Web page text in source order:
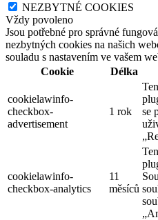
NEZBYTNÉ COOKIES
Vždy povoleno
Jsou potřebné pro správné
nezbytných cookies na našich
souladu s nastavením ve vašem
Cookie
Délka
cookielawinfo-
checkbox-
advertisement
1 rok
se
cookielawinfo-
checkbox-analytics
11
měsíců